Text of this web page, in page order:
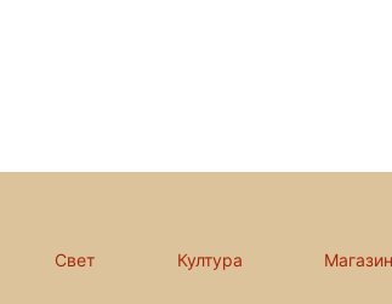
Свет Култура Магазин